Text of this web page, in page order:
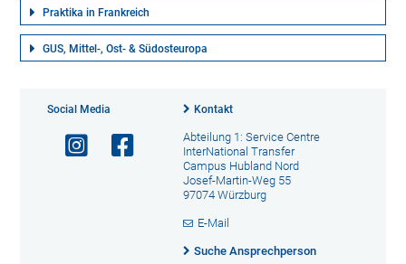
Praktika in Frankreich
GUS, Mittel-, Ost- & Südosteuropa
Social Media Kontakt
Abteilung 1: Service Centre
InterNational Transfer
Campus Hubland Nord
Josef-Martin-Weg 55
97074 Würzburg
E-Mail
Suche Ansprechperson